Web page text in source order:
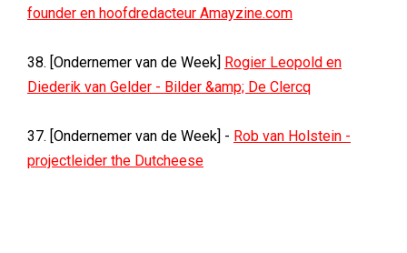
founder en hoofdredacteur Amayzine.com
38. [Ondernemer van de Week] Rogier Leopold en
Diederik van Gelder - Bilder &amp; De Clercq
37. [Ondernemer van de Week] - Rob van Holstein -
projectleider the Dutcheese